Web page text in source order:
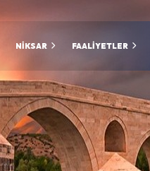
NİKSAR FAALİYETLER